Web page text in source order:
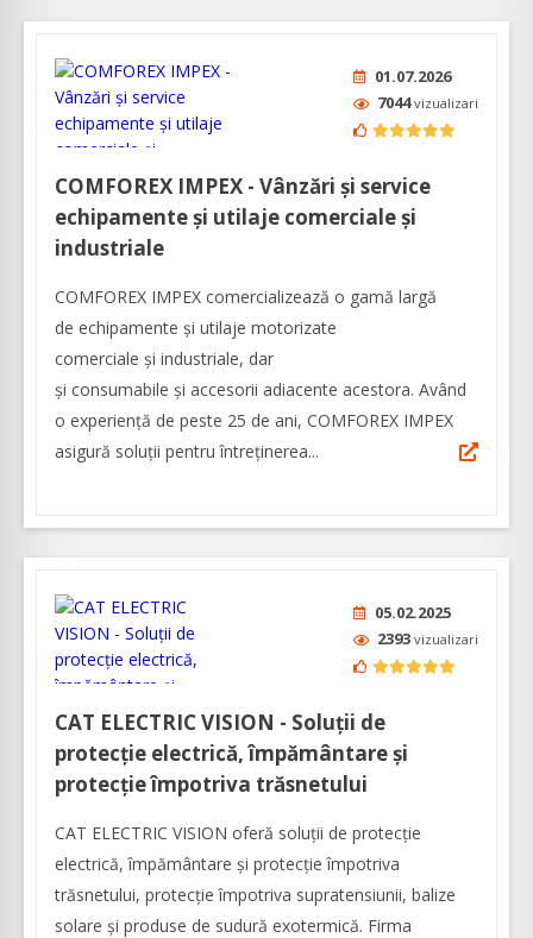
01.07.2026
7044vizualizari
COMFOREX IMPEX - Vânzări și service
echipamente și utilaje comerciale și
industriale
COMFOREX IMPEX comercializează o gamă largă
de echipamente și utilaje motorizate
comerciale și industriale, dar
și consumabile și accesorii adiacente acestora. Având
o experienţă de peste 25 de ani, COMFOREX IMPEX
asigură soluţii pentru întreţinerea...
05.02.2025
2393 vizualizari
CAT ELECTRIC VISION - Soluții de
protecție electrică, împământare și
protecție împotriva trăsnetului
CAT ELECTRIC VISION oferă soluții de protecție
electrică, împământare și protecție împotriva
trăsnetului, protecție împotriva supratensiunii, balize
solare și produse de sudură exotermică. Firma